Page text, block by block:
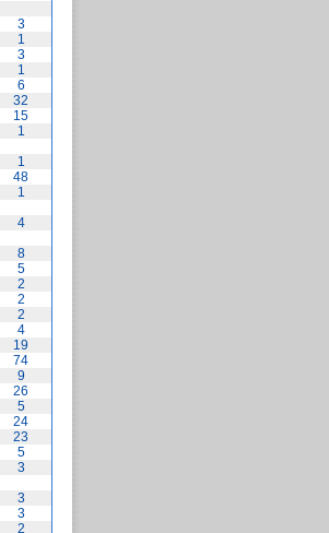
3
1
3
1
6
32
15
1
1
48
1
4
8
5
2
2
2
4
19
74
9
26
5
24
23
5
3
3
3
2